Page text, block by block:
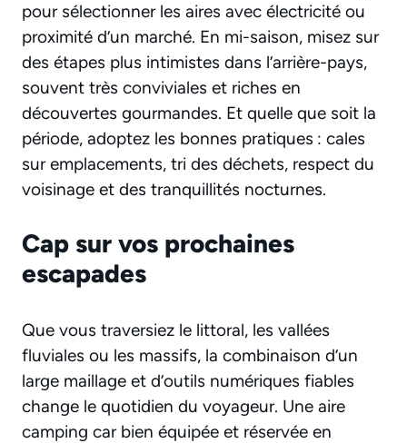
pour sélectionner les aires avec électricité ou
proximité d’un marché. En mi-saison, misez sur
des étapes plus intimistes dans l’arrière-pays,
souvent très conviviales et riches en
découvertes gourmandes. Et quelle que soit la
période, adoptez les bonnes pratiques : cales
sur emplacements, tri des déchets, respect du
voisinage et des tranquillités nocturnes.
Cap sur vos prochaines
escapades
Que vous traversiez le littoral, les vallées
fluviales ou les massifs, la combinaison d’un
large maillage et d’outils numériques fiables
change le quotidien du voyageur. Une aire
camping carbien équipée et réservée en